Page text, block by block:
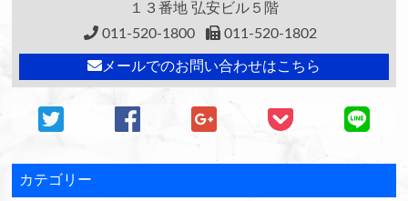
１３番地 弘安ビル５階
011-520-1800
011-520-1802
メールでのお問い合わせはこちら
カテゴリー